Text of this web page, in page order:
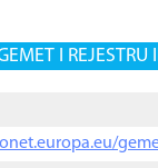
I REJESTRU